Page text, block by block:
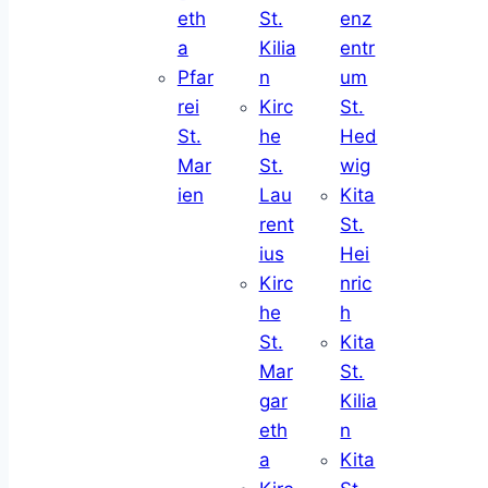
eth
a
Pfar
rei
St.
Mar
ien
St.
Kilia
n
Kirc
he
St.
Lau
rent
ius
Kirc
he
St.
Mar
gar
eth
a
enz
entr
um
St.
Hed
wig
Kita
St.
Hei
nric
h
Kita
St.
Kilia
n
Kita